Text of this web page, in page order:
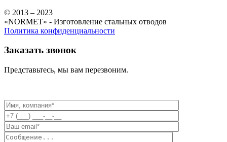
© 2013 – 2023
«NORMET» - Изготовление стальных отводов
Политика конфиденциальности
Заказать звонок
Представьтесь, мы вам перезвоним.